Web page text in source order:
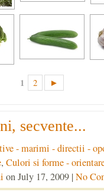
1 2 ►
secvente...
- marimi - directii -
, Culori si forme -
on July 17, 2009 |No